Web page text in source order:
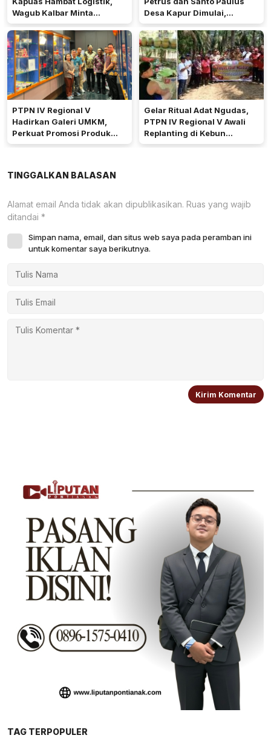
Wagub Kalbar Minta
Pengerukan Diprioritaskan
Desa Kapur Dimulai,
Pemkab Kubu Raya Siapkan
Akses Jalan
PTPN IV Regional V
Hadirkan Galeri UMKM,
Perkuat Promosi Produk
Mitra Binaan Melalui Inovasi
Gelar Ritual Adat Ngudas,
PTPN IV Regional V Awali
Replanting di Kebun
Kembayan
TINGGALKAN BALASAN
Alamat email Anda tidak akan dipublikasikan. Ruas yang wajib
ditandai *
Simpan nama, email, dan situs web saya pada peramban ini
untuk komentar saya berikutnya.
TAG TERPOPULER